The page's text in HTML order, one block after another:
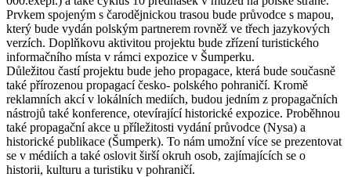
Prvkem spojeným s čarodějnickou trasou bude průvodce s mapou,
který bude vydán polským partnerem rovněž ve třech jazykových
verzích. Doplňkovu aktivitou projektu bude zřízení turistického
informačního místa v rámci expozice v Šumperku.
Důležitou častí projektu bude jeho propagace, která bude současně
také přírozenou propagací česko- polského pohraničí. Kromě
reklamních akcí v lokálních mediích, budou jedním z propagačních
nástrojů také konference, otevírající historické expozice. Proběhnou
také propagační akce u příležitosti vydání průvodce (Nysa) a
historické publikace (Šumperk). To nám umožní více se prezentovat
se v médiích a také oslovit širší okruh osob, zajímajících se o
historii, kulturu a turistiku v pohraničí.